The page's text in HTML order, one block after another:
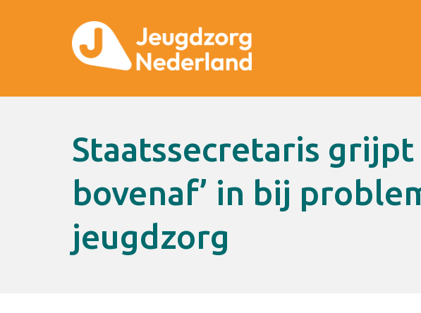
Staatssecretaris grijpt niet ‘van
bovenaf’ in bij
jeugdzorg